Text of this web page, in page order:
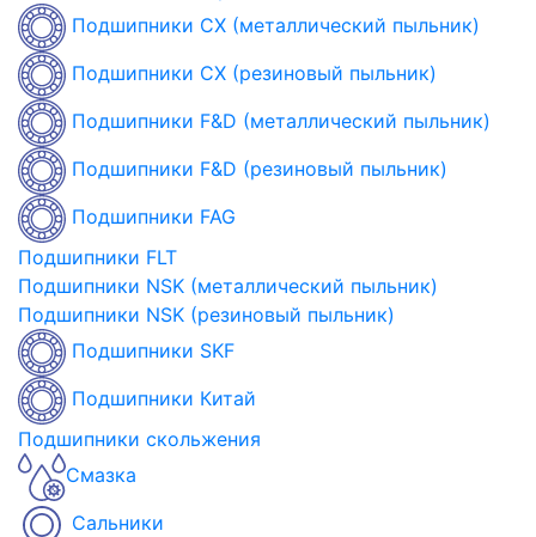
Подшипники CX (металлический пыльник)
Подшипники CX (резиновый пыльник)
Подшипники F&D (металлический пыльник)
Подшипники F&D (резиновый пыльник)
Подшипники FAG
Подшипники FLT
Подшипники NSK (металлический пыльник)
Подшипники NSK (резиновый пыльник)
Подшипники SKF
Подшипники Китай
Подшипники скольжения
Смазка
Сальники